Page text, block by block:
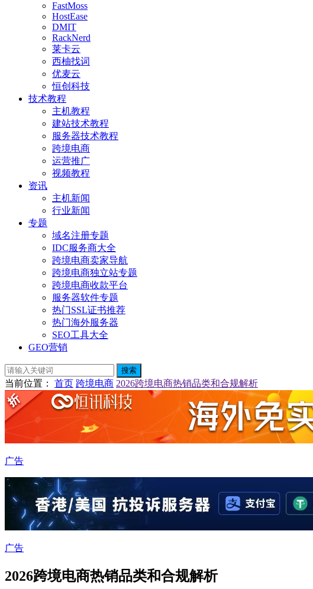
FastMoss
HostEase
DMIT
RackNerd
莱卡云
西柚找词
优麦云
恒创科技
技术教程
主机教程
建站技术教程
服务器技术教程
跨境电商
运营推广
视频教程
资讯
主机新闻
行业新闻
专题
域名注册专题
IDC服务商大全
跨境电商卖家导航
跨境电商独立站专题
跨境电商收款平台
服务器软件专题
热门SSL证书推荐
热门海外服务器
SEO工具大全
GEO营销
搜索
当前位置 ： 首页 跨境电商 2026跨境电商热销品类和合规解析
广告
广告
2026跨境电商热销品类和合规解析